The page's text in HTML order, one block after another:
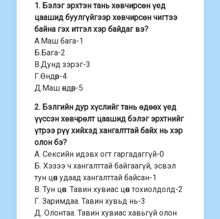
1. Бэлэг эрхтэн тань хөвчирсөн үед
цаашид буулгүйгээр хөвчирсөн чигтээ
байна гэх итгэл хэр байдаг вэ?
А.Маш бага-1
Б.Бага-2
В.Дунд зэрэг-3
Г.Өндөр-4
Д.Маш өндөр-5
2. Бэлгийн дур хүслийг тань өдөөх үед
үүссэн хөвчрөлт цаашид бэлэг эрхтнийг
үтрээ рүү хийхэд хангалттай байх нь хэр
олон бэ?
А. Сексийн идэвх огт гаргадаггүй-0
Б. Хэзээ ч хангалттай байгаагүй, эсвэл
тун цөөн удаад хангалттай байсан-1
В. Тун цөөн. Тавин хувиас цөөн тохиолдолд-2
Г. Заримдаа. Тавин хувьд нь-3
Д. Олонтаа. Тавин хувиас хавьгүй олон